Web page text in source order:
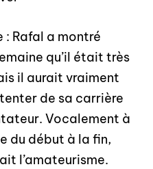
: Rafal a montré
qu’il était très
il aurait vraiment
de sa carrière
Vocalement à
du début à la fin,
l’amateurisme.